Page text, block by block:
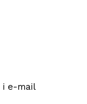
i e-mail